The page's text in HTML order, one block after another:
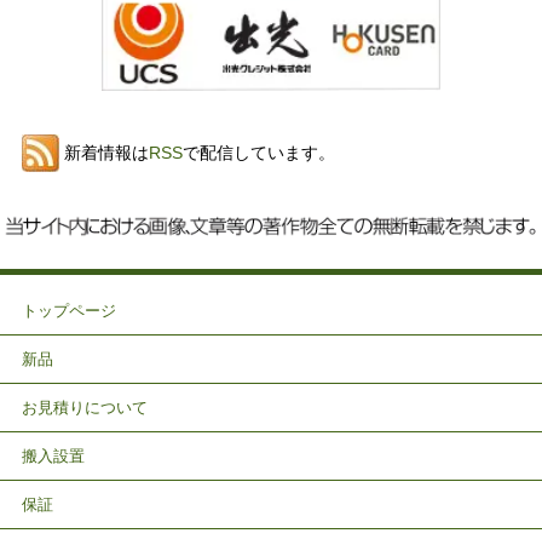
新着情報はRSSで配信しています。
トップページ
新品
お見積りについて
搬入設置
保証